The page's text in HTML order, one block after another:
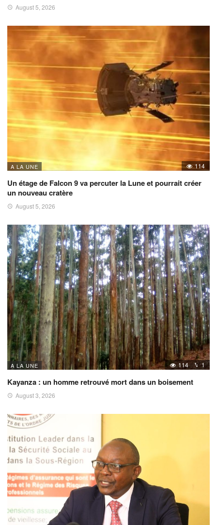
August 5, 2026
A LA UNE 114
Un étage de Falcon 9 va percuter la Lune et pourrait créer
un nouveau cratère
August 5, 2026
A LA UNE 114 1
Kayanza : un homme retrouvé mort dans un boisement
August 3, 2026